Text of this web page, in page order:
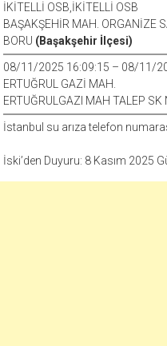
İKİTELLİ OSB,İKİTELLİ OSB
BAŞAKŞEHİR MAH. ORGANİZE
BORU (Başakşehir İlçesi)
08/11/2025 16:09:15 – 08/11/
ERTUĞRUL GAZİ MAH.
ERTUĞRULGAZI MAH TALEP SK
İstanbul su arıza telefon
İski’den Duyuru: 8 Kasım 2025